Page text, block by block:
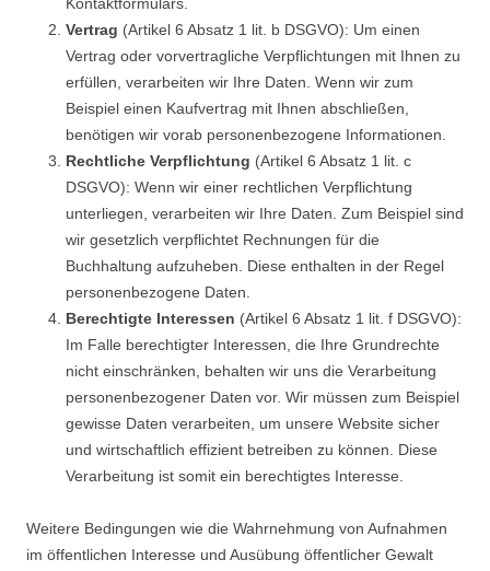
Vertrag (Artikel 6 Absatz 1 lit. b DSGVO): Um einen
Vertrag oder vorvertragliche Verpflichtungen mit Ihnen zu
erfüllen, verarbeiten wir Ihre Daten. Wenn wir zum
Beispiel einen Kaufvertrag mit Ihnen abschließen,
benötigen wir vorab personenbezogene Informationen.
Rechtliche Verpflichtung (Artikel 6 Absatz 1 lit. c
DSGVO): Wenn wir einer rechtlichen Verpflichtung
unterliegen, verarbeiten wir Ihre Daten. Zum Beispiel sind
wir gesetzlich verpflichtet Rechnungen für die
Buchhaltung aufzuheben. Diese enthalten in der Regel
personenbezogene Daten.
Berechtigte Interessen (Artikel 6 Absatz 1 lit. f DSGVO):
Im Falle berechtigter Interessen, die Ihre Grundrechte
nicht einschränken, behalten wir uns die Verarbeitung
personenbezogener Daten vor. Wir müssen zum Beispiel
gewisse Daten verarbeiten, um unsere Website sicher
und wirtschaftlich effizient betreiben zu können. Diese
Verarbeitung ist somit ein berechtigtes Interesse.
Weitere Bedingungen wie die Wahrnehmung von Aufnahmen
im öffentlichen Interesse und Ausübung öffentlicher Gewalt